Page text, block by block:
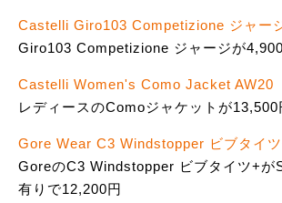
Castelli Giro103 Competizione ジャー
Giro103 Competizione ジャージが
Castelli Women's Como Jacket AW20
レディースのComoジャケットが13,500
Gore Wear C3 Windstopper ビブタイ
GoreのC3 Windstopper ビブタイツ+が
有りで12,200円